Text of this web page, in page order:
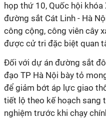
họp thứ 10, Quốc hội khóa
đường sắt Cát Linh - Hà
công cộng, công viên cây
được cử tri đặc biệt quan
Đối với dự án đường sắt
đạo TP Hà Nội bày tỏ
để giảm bớt áp lực giao
tiết lộ theo kế hoạch sang
nghiệm trước khi chạy